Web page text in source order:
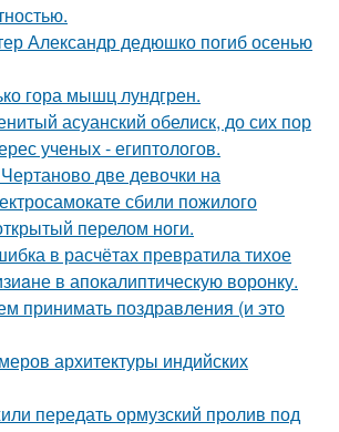
Александр дедюшко погиб осенью
гора мышц лундгрен.
асуанский обелиск, до сих пор
ученых - египтологов.
две девочки на
сбили пожилого
перелом ноги.
в расчётах превратила тихое
в апокалиптическую воронку.
принимать поздравления (и это
архитектуры индийских
передать ормузский пролив под